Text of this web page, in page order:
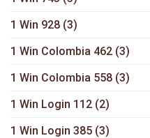
1 Win 928 (3)
1 Win Colombia 462 (3)
1 Win Colombia 558 (3)
1 Win Login 112 (2)
1 Win Login 385 (3)